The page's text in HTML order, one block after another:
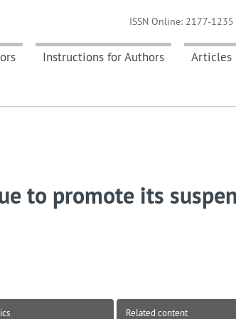
Instructions for Authors Articles
ISSN Online: 2177-
to promote its
Related content